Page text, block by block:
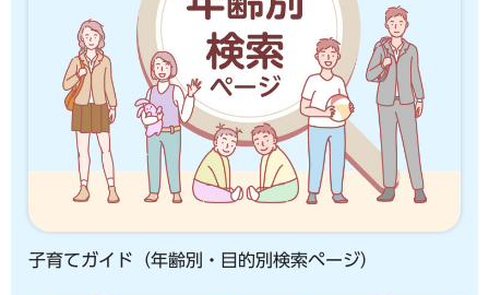
子育てガイド（年齢別・目的別検索ページ）